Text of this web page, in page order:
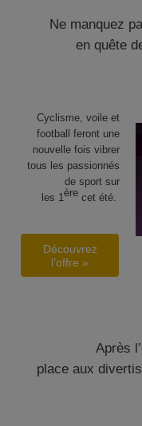
Ne manquez
en quête
Cyclisme, voile et
football
feront une
nouvelle fois vibrer
tous les passionnés
de sport sur
les 1ère cet été.
Découvrez
l’offre »
Après
place aux